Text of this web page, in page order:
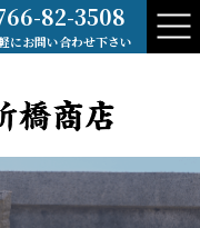
82-3508
にお問い合わせ下さい